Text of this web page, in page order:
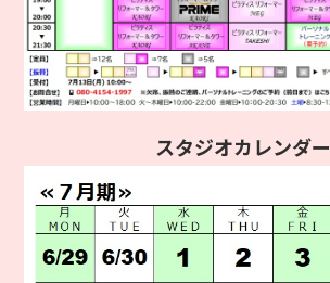
スタジオカレンダー